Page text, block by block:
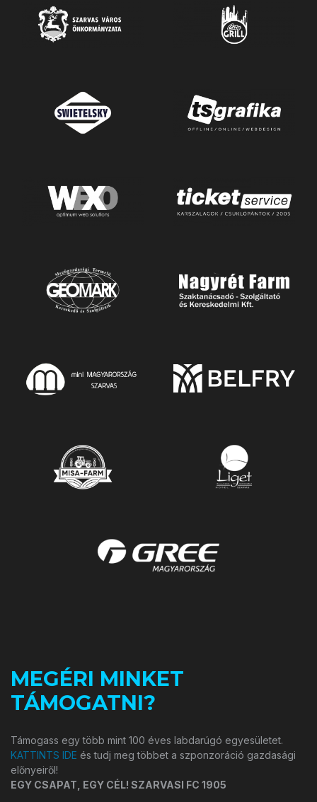
MEGÉRI MINKET
TÁMOGATNI?
Támogass egy több mint 100 éves labdarúgó egyesületet.
KATTINTS IDE és tudj meg többet a szponzoráció gazdasági
előnyeiről!
EGY CSAPAT, EGY CÉL! SZARVASI FC 1905